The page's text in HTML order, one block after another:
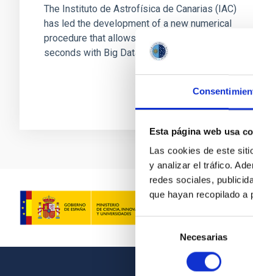
Esta página web usa
Las cookies de este
y analizar el tráfico.
redes sociales,
que hayan recopilado a
Selección
consentimiento
Necesarias
The Instituto de Astrofísica de Canarias (IAC)
has led the development of a new numerical
procedure that allows to reproduce in a few
seconds with Big Data and...